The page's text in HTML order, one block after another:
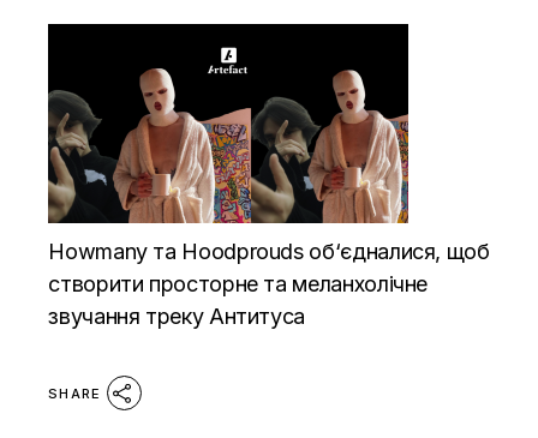
Howmany та Hoodprouds об‘єдналися, щоб
створити просторне та меланхолічне
звучання треку Антитуса
SHARE